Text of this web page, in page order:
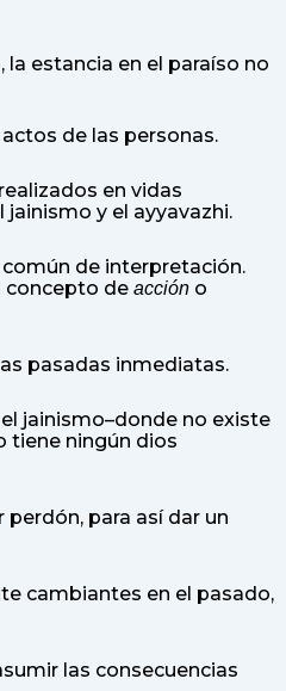
estancia en el paraíso no
de las personas.
en vidas
y el ayyavazhi.
de interpretación.
concepto de acción o
pasadas inmediatas.
jainismo–donde no existe
tiene ningún dios
para así dar un
cambiantes en el pasado,
las consecuencias